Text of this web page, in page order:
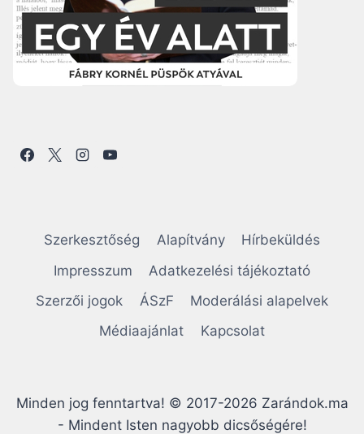
Szerkesztőség Alapítvány
Hírbeküldés
Impresszum
Adatkezelési tájékoztató
Szerzői jogok
ÁSzF
Moderálási alapelvek
Médiaajánlat
Kapcsolat
Minden jog fenntartva! © 2017-2026 Zarándok.ma
- Mindent Isten nagyobb dicsőségére!